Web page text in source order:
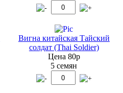
Вигна китайская Тайский
солдат (Thai Soldier)
Цена 80р
5 семян